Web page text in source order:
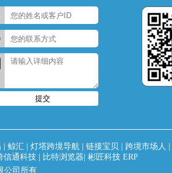
提交
鲸汇 灯塔跨境导航 链接宝贝 跨境市场人
信通科技 比特浏览器 彬匠科技 ERP
公司所有